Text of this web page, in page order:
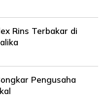
Rins Terbakar di
Pengusaha